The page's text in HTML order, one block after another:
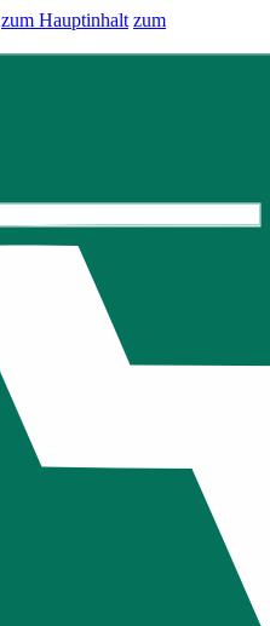
zum Hauptinhalt zum